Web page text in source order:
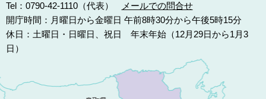
Tel：0790-42-1110（代表）
メールでの問合せ
開庁時間：月曜日から金曜日 午前8時30分から午後5時15分
休日：土曜日・日曜日、祝日 年末年始（12月29日から1月3
日）